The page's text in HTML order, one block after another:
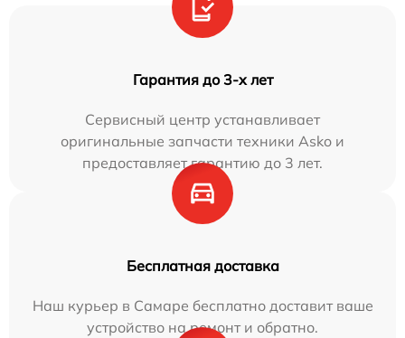
Гарантия до 3-х лет
Сервисный центр устанавливает
оригинальные запчасти техники Asko и
предоставляет гарантию до 3 лет.
Бесплатная доставка
Наш курьер в Самаре бесплатно доставит ваше
устройство на ремонт и обратно.